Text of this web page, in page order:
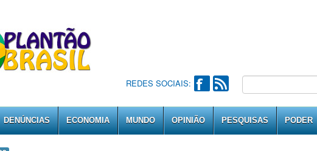
REDES SOCIAIS:
DENÚNCIAS ECONOMIA MUNDO OPINIÃO PESQUISAS PODER